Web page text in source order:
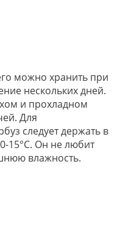
можно хранить при
нескольких дней.
и прохладном
Для
следует держать в
15°C. Он не любит
влажность.